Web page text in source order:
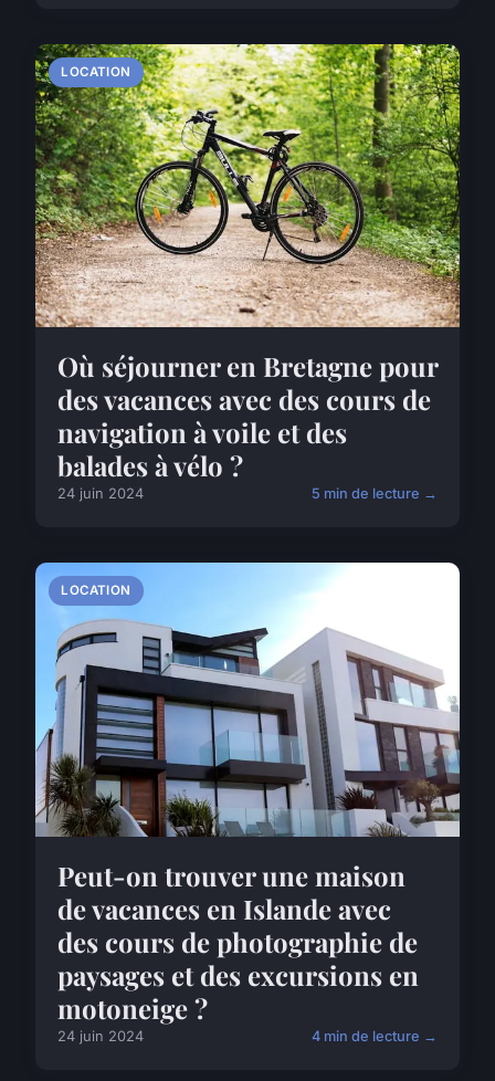
LOCATION
Où séjourner en Bretagne pour
des vacances avec des cours de
navigation à voile et des
balades à vélo ?
24 juin 2024 5 min de lecture →
LOCATION
Peut-on trouver une maison
de vacances en Islande avec
des cours de photographie de
paysages et des excursions en
motoneige ?
24 juin 2024 4 min de lecture →